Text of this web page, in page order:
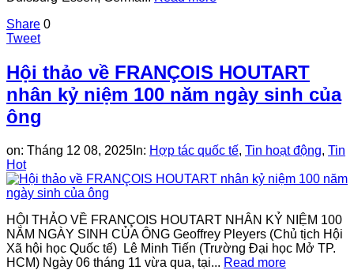
Share 0
Tweet
Hội thảo về FRANÇOIS HOUTART
nhân kỷ niệm 100 năm ngày sinh của
ông
on: Tháng 12 08, 2025 In: Hợp tác quốc tế, Tin hoạt động, Tin
Hot
HỘI THẢO VỀ FRANÇOIS HOUTART NHÂN KỶ NIỆM 100
NĂM NGÀY SINH CỦA ÔNG Geoffrey Pleyers (Chủ tịch Hội
Xã hội học Quốc tế) Lê Minh Tiến (Trường Đại học Mở TP.
HCM) Ngày 06 tháng 11 vừa qua, tại... Read more